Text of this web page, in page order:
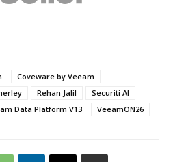
Coveware by Veeam
Rehan Jalil
Securiti AI
Data Platform V13 VeeamON26